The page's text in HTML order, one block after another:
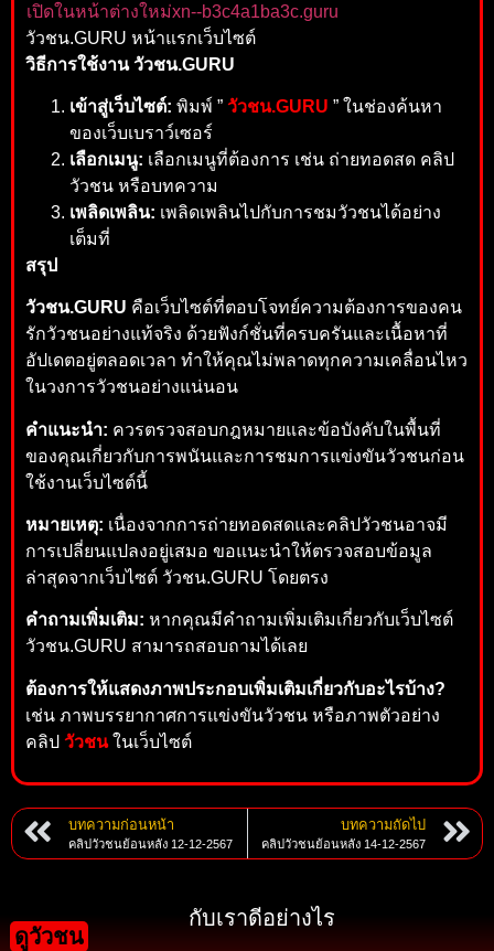
เปิดในหน้าต่างใหม่xn--b3c4a1ba3c.guru
วัวชน.GURU หน้าแรกเว็บไซต์
วิธีการใช้งาน วัวชน.GURU
เข้าสู่เว็บไซต์: พิมพ์ ” วัวชน.GURU ” ในช่องค้นหา
ของเว็บเบราว์เซอร์
เลือกเมนู: เลือกเมนูที่ต้องการ เช่น ถ่ายทอดสด คลิป
วัวชน หรือบทความ
เพลิดเพลิน: เพลิดเพลินไปกับการชมวัวชนได้อย่าง
เต็มที่
สรุป
วัวชน.GURU คือเว็บไซต์ที่ตอบโจทย์ความต้องการของคน
รักวัวชนอย่างแท้จริง ด้วยฟังก์ชั่นที่ครบครันและเนื้อหาที่
อัปเดตอยู่ตลอดเวลา ทำให้คุณไม่พลาดทุกความเคลื่อนไหว
ในวงการวัวชนอย่างแน่นอน
คำแนะนำ: ควรตรวจสอบกฎหมายและข้อบังคับในพื้นที่
ของคุณเกี่ยวกับการพนันและการชมการแข่งขันวัวชนก่อน
ใช้งานเว็บไซต์นี้
หมายเหตุ: เนื่องจากการถ่ายทอดสดและคลิปวัวชนอาจมี
การเปลี่ยนแปลงอยู่เสมอ ขอแนะนำให้ตรวจสอบข้อมูล
ล่าสุดจากเว็บไซต์ วัวชน.GURU โดยตรง
คำถามเพิ่มเติม: หากคุณมีคำถามเพิ่มเติมเกี่ยวกับเว็บไซต์
วัวชน.GURU สามารถสอบถามได้เลย
ต้องการให้แสดงภาพประกอบเพิ่มเติมเกี่ยวกับอะไรบ้าง?
เช่น ภาพบรรยากาศการแข่งขันวัวชน หรือภาพตัวอย่าง
คลิป วัวชนในเว็บไซต์
บทความก่อนหน้า
คลิปวัวชนย้อนหลัง 12-12-2567
บทความถัดไป
คลิปวัวชนย้อนหลัง 14-12-2567
ดูวัวชน
กับเราดีอย่างไร